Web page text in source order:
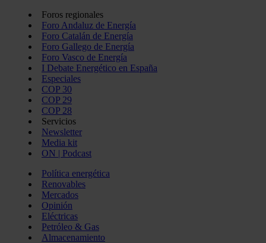
Foros regionales
Foro Andaluz de Energía
Foro Catalán de Energía
Foro Gallego de Energía
Foro Vasco de Energía
I Debate Energético en España
Especiales
COP 30
COP 29
COP 28
Servicios
Newsletter
Media kit
ON | Podcast
Política energética
Renovables
Mercados
Opinión
Eléctricas
Petróleo & Gas
Almacenamiento